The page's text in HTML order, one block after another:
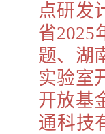
点研发
省2025
题、湖
实验室
开放基
通科技